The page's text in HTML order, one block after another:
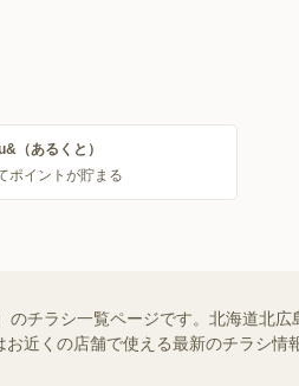
（あるくと）
ポイントが貯まる
チラシ一覧ページです。北海道北
近くの店舗で使える最新のチラシ